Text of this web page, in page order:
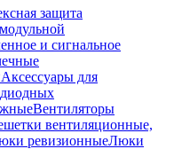
защита
и сигнальное
Аксессуары для
Вентиляторы
вентиляционные,
ревизионныеЛюки